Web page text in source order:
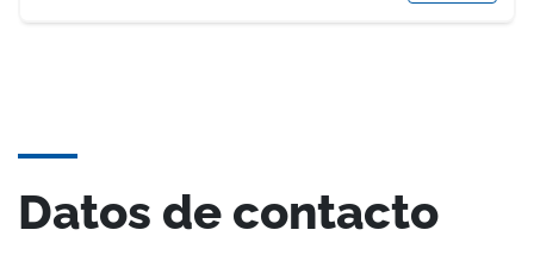
Datos de contacto